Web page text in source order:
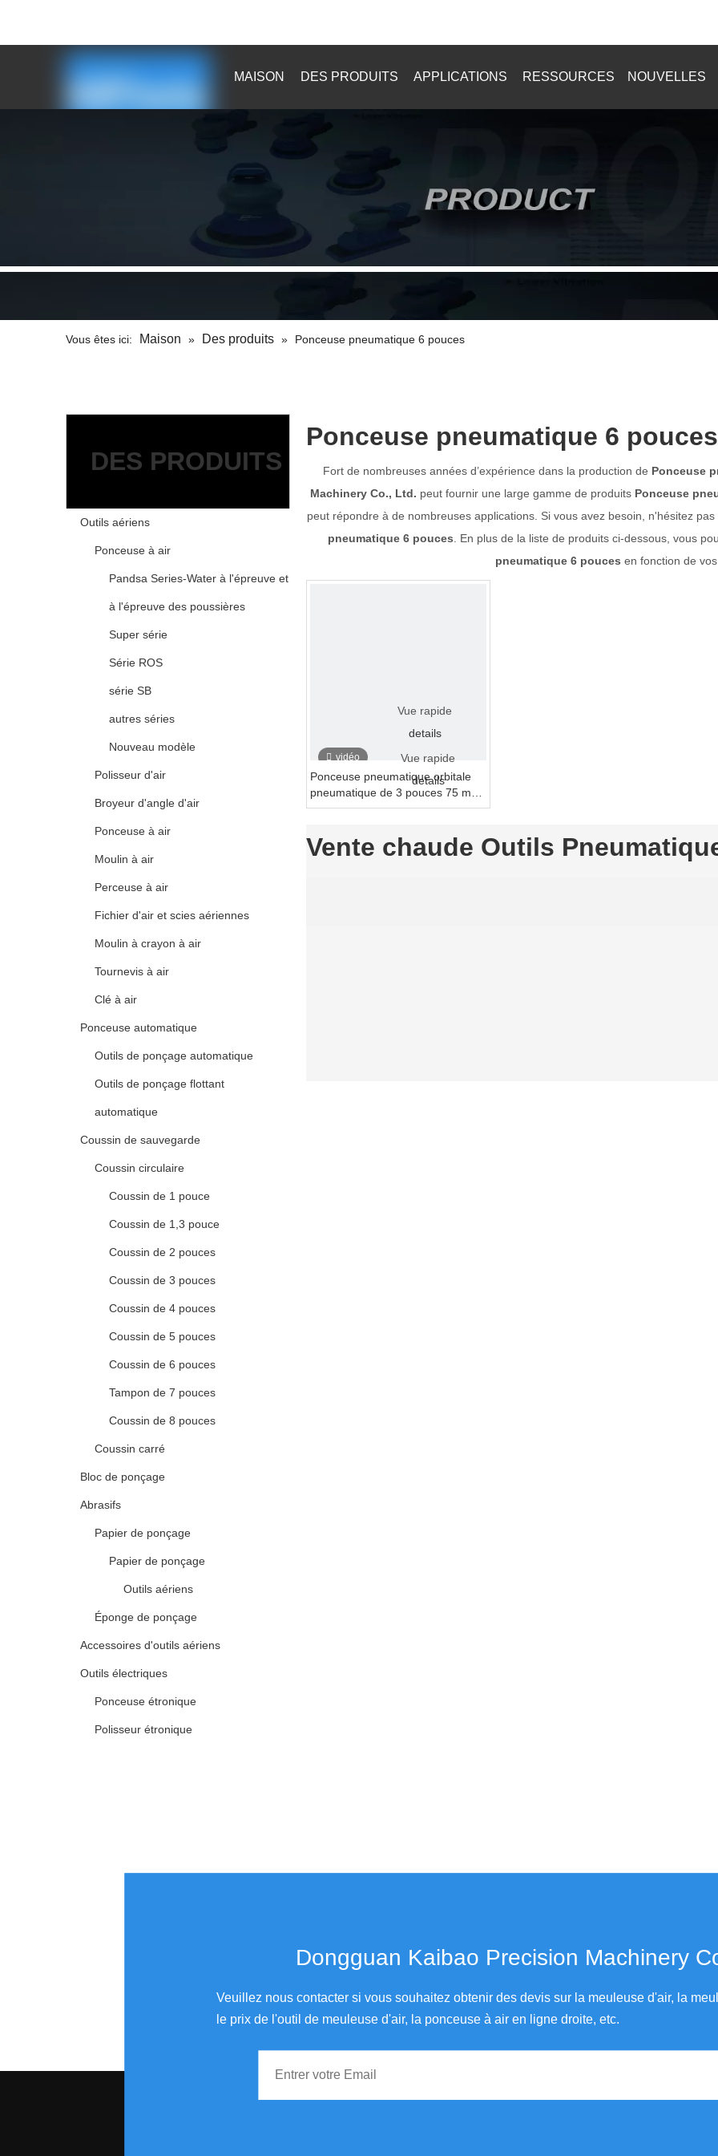
MAISON DES PRODUITS APPLICATIONS RESSOURCES NOUVELLES
Vous êtes ici: Maison » Des produits » Ponceuse pneumatique 6 pouces
DES PRODUITS
Outils aériens
Ponceuse à air
Pandsa Series-Water à l'épreuve et
à l'épreuve des poussières
Super série
Série ROS
série SB
autres séries
Nouveau modèle
Polisseur d'air
Broyeur d'angle d'air
Ponceuse à air
Moulin à air
Perceuse à air
Fichier d'air et scies aériennes
Moulin à crayon à air
Tournevis à air
Clé à air
Ponceuse automatique
Outils de ponçage automatique
Outils de ponçage flottant
automatique
Coussin de sauvegarde
Coussin circulaire
Coussin de 1 pouce
Coussin de 1,3 pouce
Coussin de 2 pouces
Coussin de 3 pouces
Coussin de 4 pouces
Coussin de 5 pouces
Coussin de 6 pouces
Tampon de 7 pouces
Coussin de 8 pouces
Coussin carré
Bloc de ponçage
Abrasifs
Papier de ponçage
Papier de ponçage
Outils aériens
Éponge de ponçage
Accessoires d'outils aériens
Outils électriques
Ponceuse étronique
Polisseur étronique
Ponceuse pneumatique 6 pouces
Fort de nombreuses années d’expérience dans la production de Ponceuse
Machinery Co., Ltd. peut fournir une large gamme de produits Ponceuse
peut répondre à de nombreuses applications. Si vous avez besoin, n'hésitez
pneumatique 6 pouces . En plus de la liste de produits ci-dessous, vous
pneumatique 6 pouces en fonction de
vidéo
Vue rapide
details
Vue rapide
details
Ponceuse pneumatique orbitale
pneumatique de 3 pouces 75 mm
à double action 12000 tr/min
Vente chaude Outils
Dongguan Kaibao Precision Machinery
Veuillez nous contacter si vous souhaitez obtenir des devis sur la meuleuse d'air, la
le prix de l'outil de meuleuse d'air, la ponceuse à air en ligne droite, etc.